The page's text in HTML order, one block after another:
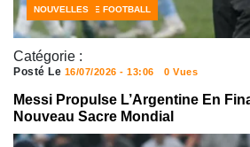
Catégorie :
CÔTE D'IVOIRE FOOTBALL
FOOTBALL
NOUVELLES
Posté Le 16/07/2026 - 13:06 0 Vues
Messi Propulse L’Argentine En
Nouveau Sacre Mondial